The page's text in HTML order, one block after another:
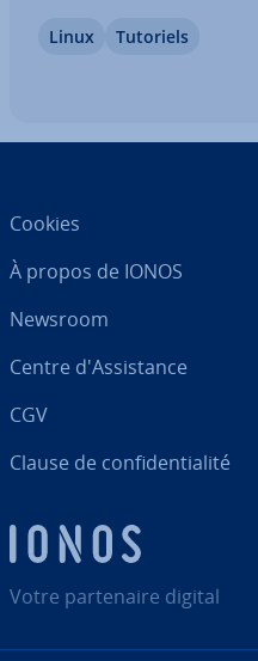
de cette commande,
Linux Tutoriels
Votre par­te­naire digital
Cookies
À propos de IONOS
Newsroom
Centre d'As­sis­tance
CGV
Clause de con­fi­den­tia­lité